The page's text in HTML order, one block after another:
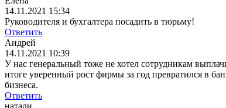
14.11.2021 15:34
Руководителя и бухгалтера посадить в тюрьму!
Ответить
Андрей
14.11.2021 10:39
У нас генеральный тоже не хотел сотрудникам
итоге уверенный рост фирмы за год превратился в
бизнеса.
Ответить